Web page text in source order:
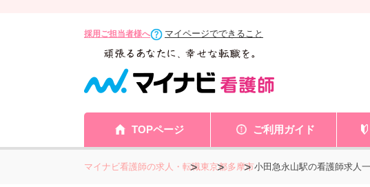
採用ご担当者様へ マイページでできること
TOPページ ご利用ガイド
マイナビ看護師の求人・転職東京都多摩市小田急永山駅の看護師求人